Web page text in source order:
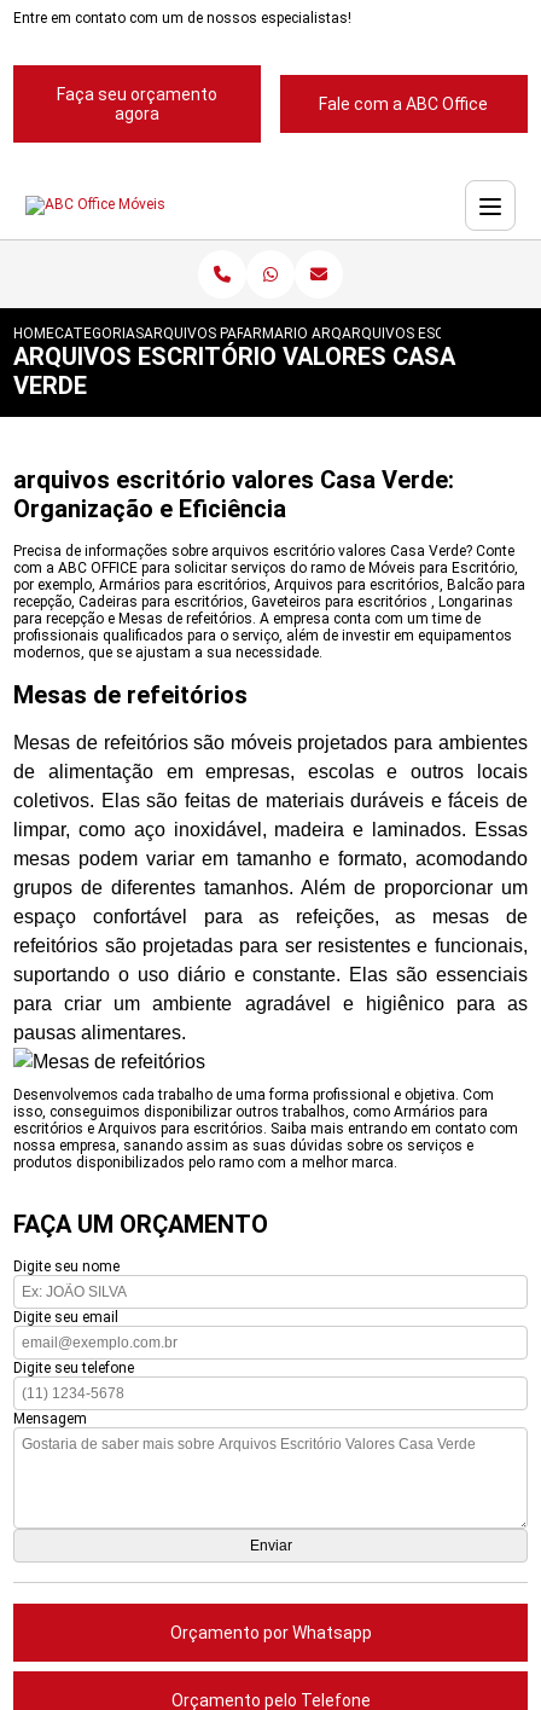
Entre em contato com um de nossos especialistas!
Faça seu orçamento
agora
Fale com a ABC Office
HOMECATEGORIASARQUIVOS PARA ESCRITORIOS
ARMARIO ARQUIVO PARA ESCRITORIO
ARQUIVOS ESCRITORIO
ARQUIVOS ESCRITÓRIO VALORES CASA
VERDE
arquivos escritório valores Casa Verde:
Organização e Eficiência
Precisa de informações sobre arquivos escritório valores Casa Verde? Conte
com a ABC OFFICE para solicitar serviços do ramo de Móveis para Escritório,
por exemplo, Armários para escritórios, Arquivos para escritórios, Balcão para
recepção, Cadeiras para escritórios, Gaveteiros para escritórios , Longarinas
para recepção e Mesas de refeitórios. A empresa conta com um time de
profissionais qualificados para o serviço, além de investir em equipamentos
modernos, que se ajustam a sua necessidade.
Mesas de refeitórios
Mesas de refeitórios são móveis projetados para ambientes
de alimentação em empresas, escolas e outros locais
coletivos. Elas são feitas de materiais duráveis e fáceis de
limpar, como aço inoxidável, madeira e laminados. Essas
mesas podem variar em tamanho e formato, acomodando
grupos de diferentes tamanhos. Além de proporcionar um
espaço confortável para as refeições, as mesas de
refeitórios são projetadas para ser resistentes e funcionais,
suportando o uso diário e constante. Elas são essenciais
para criar um ambiente agradável e higiênico para as
pausas alimentares.
Desenvolvemos cada trabalho de uma forma profissional e objetiva. Com
isso, conseguimos disponibilizar outros trabalhos, como Armários para
escritórios e Arquivos para escritórios. Saiba mais entrando em contato com
nossa empresa, sanando assim as suas dúvidas sobre os serviços e
produtos disponibilizados pelo ramo com a melhor marca.
FAÇA UM ORÇAMENTO
Digite seu nome
Digite seu email
Digite seu telefone
Mensagem
Orçamento por Whatsapp
Orçamento pelo Telefone